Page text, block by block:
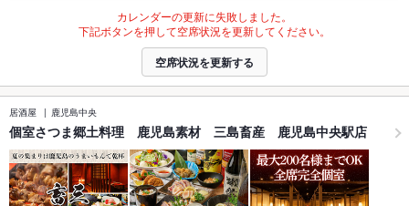
カレンダーの更新に失敗しました。
下記ボタンを押して空席状況を更新してください。
空席状況を更新する
居酒屋 鹿児島中央
個室さつま郷土料理 鹿児島素材 三島畜産 鹿児島中央駅店